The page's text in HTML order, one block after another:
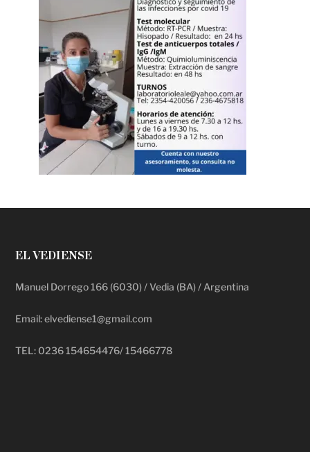
EL VEDIENSE
Manuel Dorrego 166 (6030) / Vedia (BA) / Argentina
Email: elvediense1@gmail.com
TEL: 0236 154654476/ 15466778